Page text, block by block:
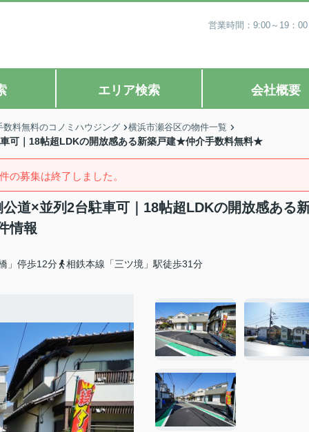
営業時間：9:00～19：
エリア検索 会社概要
料無料のコノミハウジング 横浜市瀬谷区の物件一覧
可｜18帖超LDKの開放感ある新築戸建★仲介手数料無料★
の募集は終了しました。
道×並列2台駐車可｜18帖超LDKの開放感ある
情報
」停歩12分
相鉄本線「三ツ境」駅徒歩31分